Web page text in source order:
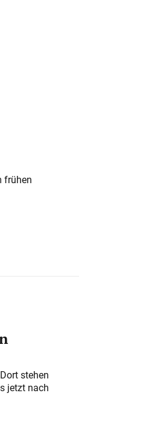
frühen
stehen
jetzt nach